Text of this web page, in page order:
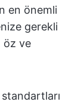
en önemli
gerekli
öz ve